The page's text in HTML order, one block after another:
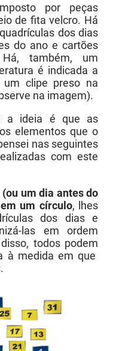
por peças
de fita velcro. Há
dos dias
do ano e cartões
também, um
é indicada a
clipe preso na
na imagem).
a ideia é que as
elementos que o
nas seguintes
com este
um dia antes do
um círculo, lhes
dos dias e
las em ordem
todos podem
à medida em que